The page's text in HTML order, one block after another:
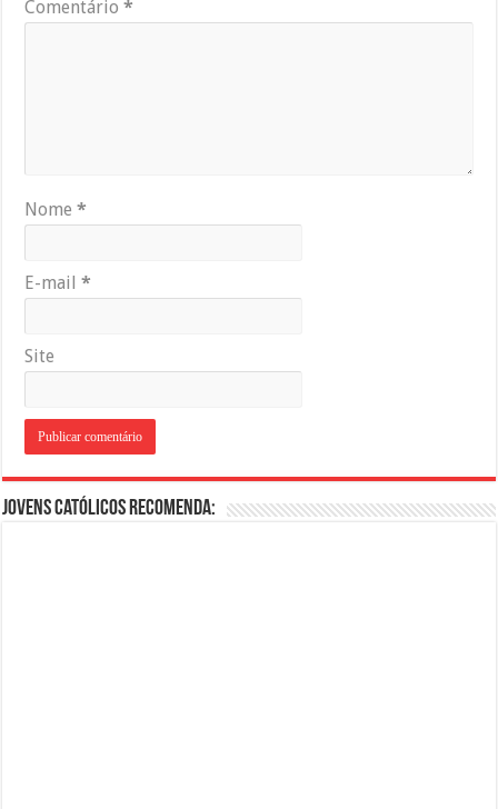
Comentário*
Nome*
E-mail*
Site
Jovens Católicos Recomenda: